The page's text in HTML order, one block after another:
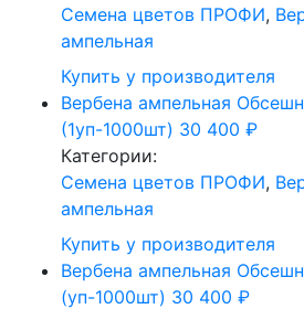
Cемена цветов ПРОФИ,
ампельная
Купить у производителя
Вербена ампельная
(1уп-1000шт) 30 400 ₽
Категории:
Cемена цветов ПРОФИ,
ампельная
Купить у производителя
Вербена ампельная
(уп-1000шт) 30 400 ₽